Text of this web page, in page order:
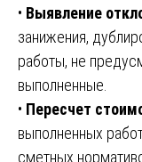
• Выявление
занижения,
работы, не
выполненные.
• Пересчет
выполненных
сметных